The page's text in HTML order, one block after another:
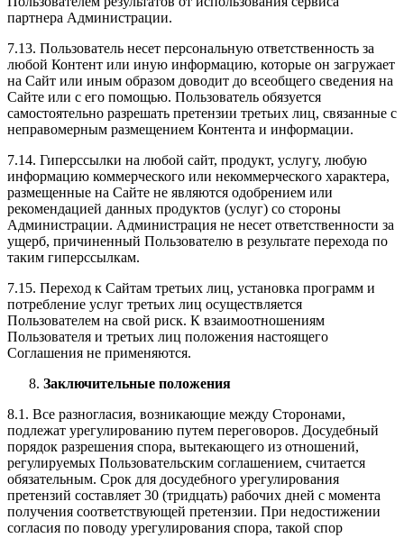
партнера Администрации.
7.13. Пользователь несет персональную ответственность за
любой Контент или иную информацию, которые он загружает
на Сайт или иным образом доводит до всеобщего сведения на
Сайте или с его помощью. Пользователь обязуется
самостоятельно разрешать претензии третьих лиц, связанные с
неправомерным размещением Контента и информации.
7.14. Гиперссылки на любой сайт, продукт, услугу, любую
информацию коммерческого или некоммерческого характера,
размещенные на Сайте не являются одобрением или
рекомендацией данных продуктов (услуг) со стороны
Администрации. Администрация не несет ответственности за
ущерб, причиненный Пользователю в результате перехода по
таким гиперссылкам.
7.15. Переход к Сайтам третьих лиц, установка программ и
потребление услуг третьих лиц осуществляется
Пользователем на свой риск. К взаимоотношениям
Пользователя и третьих лиц положения настоящего
Соглашения не применяются.
Заключительные положения
8.1. Все разногласия, возникающие между Сторонами,
подлежат урегулированию путем переговоров. Досудебный
порядок разрешения спора, вытекающего из отношений,
регулируемых Пользовательским соглашением, считается
обязательным. Срок для досудебного урегулирования
претензий составляет 30 (тридцать) рабочих дней с момента
получения соответствующей претензии. При недостижении
согласия по поводу урегулирования спора, такой спор